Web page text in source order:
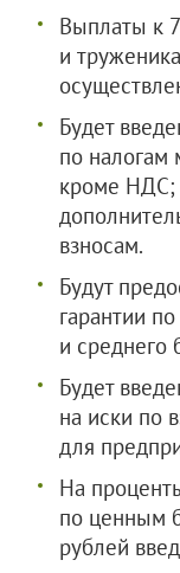
Выплаты к
и
Будет
по налогам
кроме НДС;
взносам.
Будут
гарантии
и среднего
Будет
на иски по
для
На
по ценным
рублей